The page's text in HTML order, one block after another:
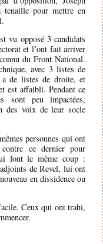
tenaille pour mettre en
vu opposé 3 candidats
et l’ont fait arriver
du Front National.
avec 3 listes de
de listes de droite, et
est affaibli. Pendant ce
sont peu impactées,
des voix de leur socle
personnes qui ont
ce dernier pour
font le même coup :
de Revel, lui ont
en dissidence ou
Ceux qui ont trahi,